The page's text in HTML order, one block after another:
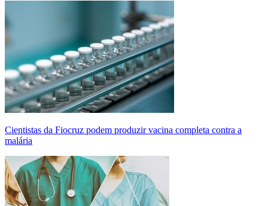
Cientistas da Fiocruz podem produzir vacina completa contra a
malária